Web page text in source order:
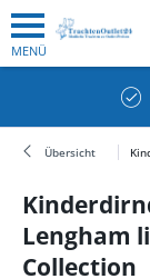
MENÜ
Übersicht
Lengham
Collection